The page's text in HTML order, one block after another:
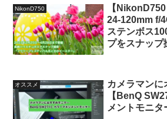
NikonD750
【
24-120mm f/
ステンボス
プをスナップ
オススメ
カメラマンに
【BenQ
メントモニタ